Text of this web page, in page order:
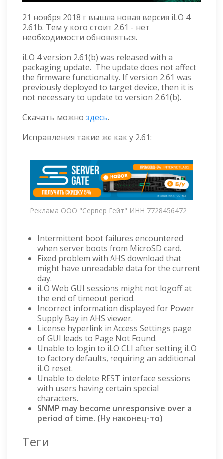
21 ноября 2018 г вышла новая версия iLO 4
2.61b. Тем у кого стоит 2.61 - нет
необходимости обновляться.
iLO 4 version 2.61(b) was released with a
packaging update. The update does not affect
the firmware functionality. If version 2.61 was
previously deployed to target device, then it is
not necessary to update to version 2.61(b).
Скачать можно здесь.
Исправления такие же как у 2.61:
Реклама ООО "Сервер Гейт" ИНН 7728456472
Intermittent boot failures encountered
when server boots from MicroSD card.
Fixed problem with AHS download that
might have unreadable data for the current
day.
iLO Web GUI sessions might not logoff at
the end of timeout period.
Incorrect information displayed for Power
Supply Bay in AHS viewer.
License hyperlink in Access Settings page
of GUI leads to Page Not Found.
Unable to login to iLO CLI after setting iLO
to factory defaults, requiring an additional
iLO reset.
Unable to delete REST interface sessions
with users having certain special
characters.
SNMP may become unresponsive over a
period of time. (Ну наконец-то)
Теги